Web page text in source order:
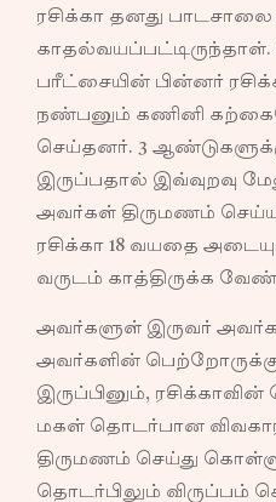
ரசிக்கா தனது
பரீட்சையின் பின்னர்
நண்பனும் கணினி
செய்தனர். 3
இருப்பதால் இவ்வுறவு
அவர்கள் திருமணம் செய்ய
ரசிக்கா 18 வயதை
வருடம் காத்திருக்க
அவர்களுள் இருவர்
அவர்களின்
இருப்பினும்,
மகள் தொடர்பான
திருமணம் செய்து
தொடர்பிலும்